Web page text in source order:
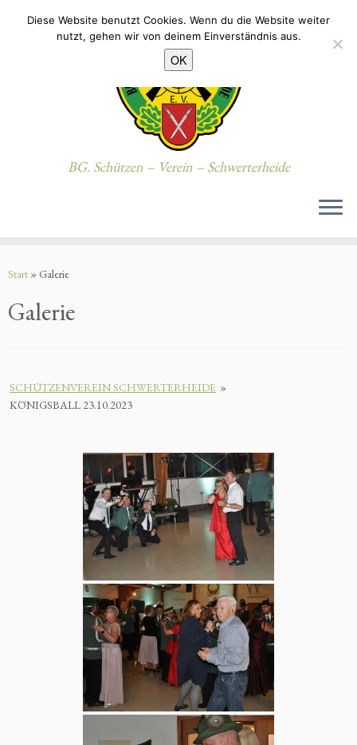
Inhalt
BG. Schützen – Verein – Schwerterheide
Start » Galerie
Galerie
SCHÜTZENVEREIN SCHWERTERHEIDE »
KÖNIGSBALL 23.10.2023
Diese Website benutzt Cookies. Wenn du die Website weiter
nutzt, gehen wir von deinem Einverständnis aus.
OK